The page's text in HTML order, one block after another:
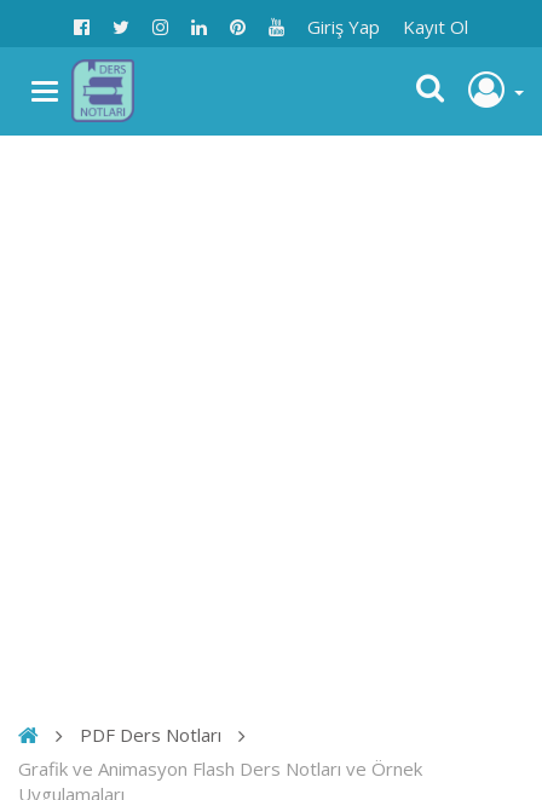
Giriş Yap Kayıt Ol
PDF Ders Notları
Grafik ve Animasyon Flash Ders Notları ve Örnek
Uygulamaları